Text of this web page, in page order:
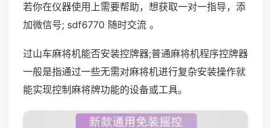
若你在仪器使用上需要帮助，想获取一对一指导，添
加微信号; sdf6770 随时交流 。
过山车麻将机能否安装控牌器;普通麻将机程序控牌器
一般是指通过一些无需对麻将机进行复杂安装操作就
能实现控制麻将牌功能的设备或工具。